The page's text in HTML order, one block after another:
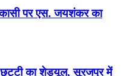
पर एस. जयशंकर का
का शेड्यूल, सूरजपुर में